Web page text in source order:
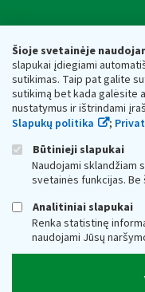
Šioje svetainėje
slapukai įdiegiami
sutikimas. Taip pat galite
sutikimą bet kada galėsite
nustatymus ir ištrindami
Slapukų politika
;
Būtinieji slapukai
Naudojami sklandžiam
svetainės funkcijas.
Analitiniai slapukai
Renka statistinę
naudojami Jūsų
Respublikos
Biudžetinė įstaiga.
adresas: Vasario 16-osios
vmi@vmi.lt, E. pristatymo
Duomenys apie
Respublikos finansų